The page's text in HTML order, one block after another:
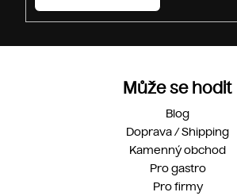
Může se hodit
Blog
Doprava / Shipping
Kamenný obchod
Pro gastro
Pro firmy